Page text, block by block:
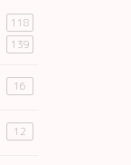
118
139
16
12